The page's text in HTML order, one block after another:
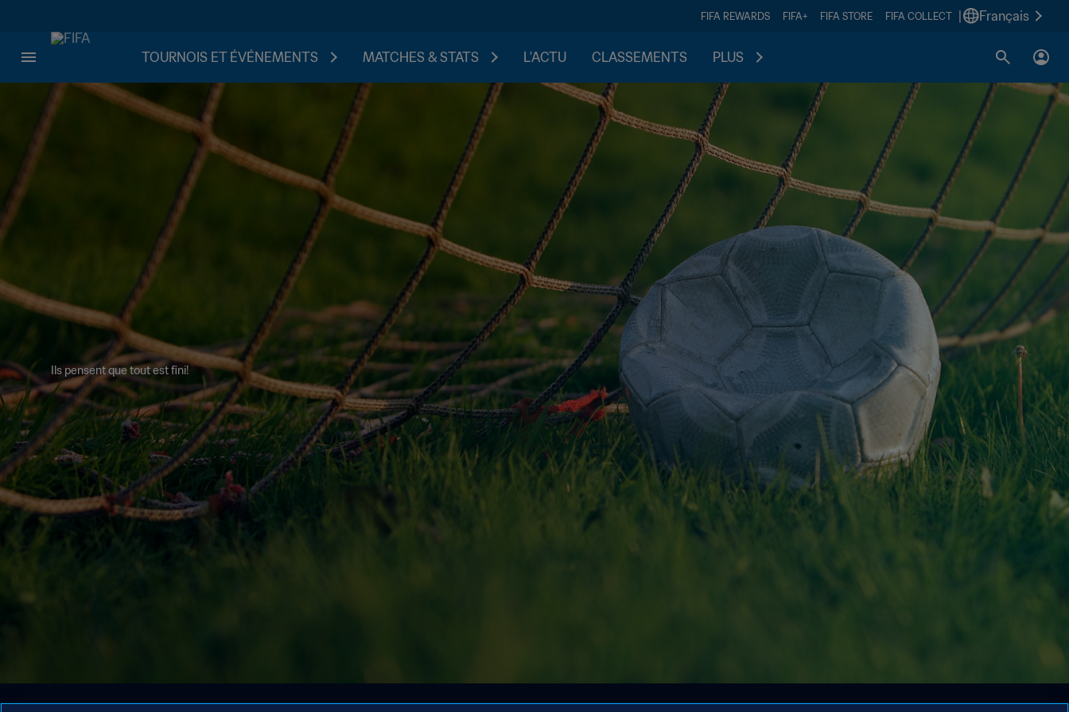
FIFA REWARDS FIFA+ FIFA STORE FIFA COLLECT Français
TOURNOIS ET ÉVÉNEMENTS MATCHES & STATS L'ACTU CLASSEMENTS PLUS
Ils pensent que tout est fini!